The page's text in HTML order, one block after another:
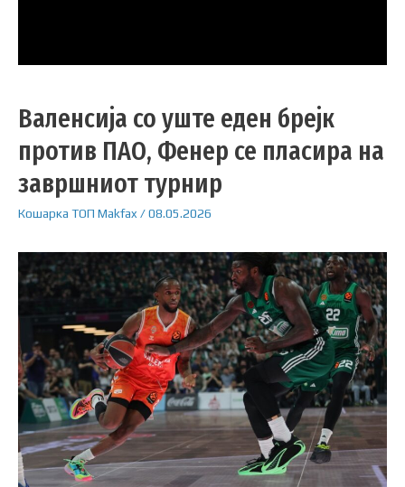
Валенсија со уште еден брејк
против ПАО, Фенер се пласира на
завршниот турнир
Кошарка ТОП Makfax /08.05.2026